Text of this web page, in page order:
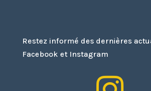
Restez informé des dernières
Facebook et Instagram